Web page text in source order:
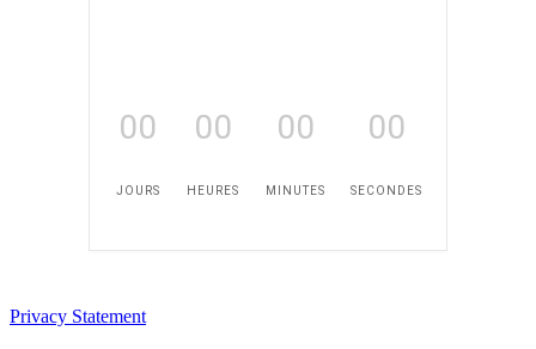
00
JOURS
00
HEURES
00
MINUTES
00
SECONDES
Privacy Statement